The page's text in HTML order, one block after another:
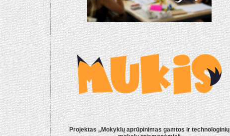
Projektas „Mokyklų aprūpinimas gamtos ir technologinių